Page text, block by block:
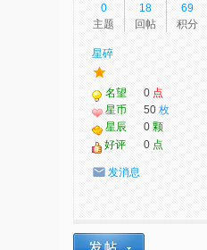
0
主题
18
回帖
69
积分
星碎
名望 0 点
星币
50 枚
星辰
0 颗
好评
0 点
发消息